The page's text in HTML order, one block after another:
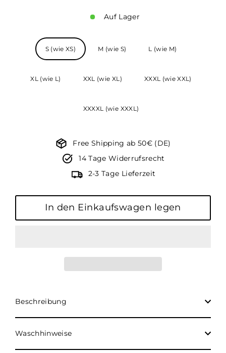
Auf Lager
Größe
S (wie XS) M (wie S) L (wie M)
XL (wie L) XXL (wie XL) XXXL (wie XXL)
XXXXL (wie XXXL)
Free Shipping ab 50€ (DE)
14 Tage Widerrufsrecht
2-3 Tage Lieferzeit
In den Einkaufswagen legen
Beschreibung
Waschhinweise